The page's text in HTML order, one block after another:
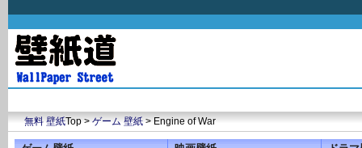
無料 壁紙Top >ゲーム 壁紙> Engine of War